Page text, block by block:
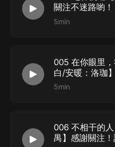
寫在上架前：本劇的CV們基本
為了演繹能夠出彩，認真揣摩角
多評論互動哈~讓我們知道你們
持和喜歡啦~歡迎多多參與聽書
機會獲得現金紅包呦~咱有聽友
關注不迷路喲！
5min
005 在你眼里
白/安暖：洛珈
5min
006 不相干的
禺】感謝關注！